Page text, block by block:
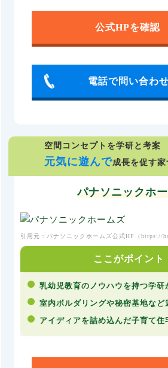
公式HPを確認
電話で問い合わ
空間コンセプトを学研と考案
元気に遊んで成長を促す家
パナソニックホ
引用元：パナソニックホームズ公式HP（https://
ここがポイント
乳幼児教育のノウハウを持つ学研
室内ボルダリングや秘密基地など
アイディアを詰め込んだ子育て住